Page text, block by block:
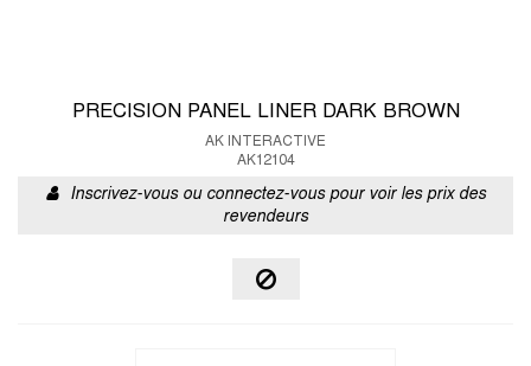
PRECISION PANEL LINER DARK BROWN
AK INTERACTIVE
AK12104
Inscrivez-vous ou connectez-vous pour voir les prix des
revendeurs